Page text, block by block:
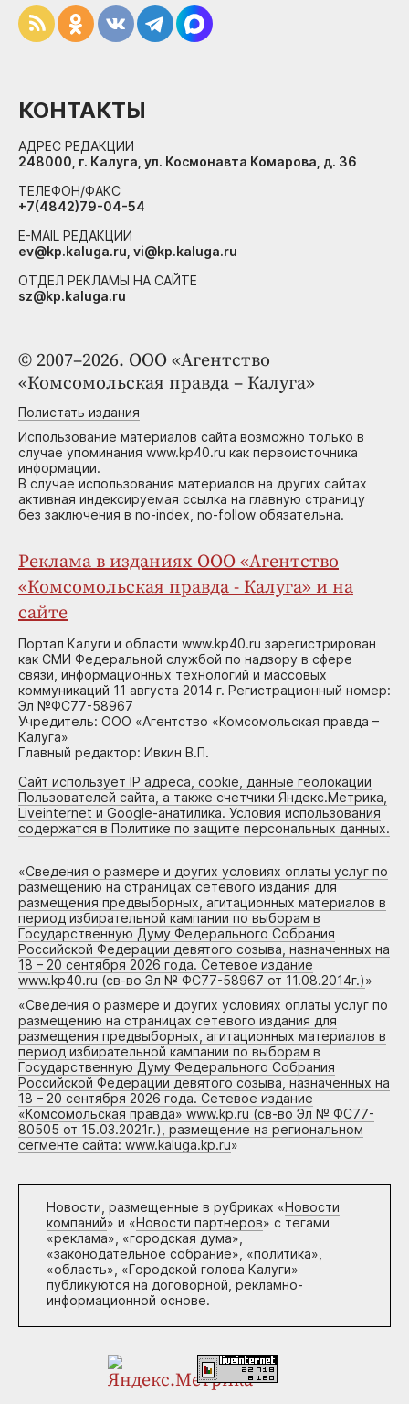
© 2007–2026. ООО «Агентство
«Комсомольская правда – Калуга»
Полистать издания
Использование материалов сайта возможно только в
случае упоминания www.kp40.ru как первоисточника
информации.
В случае использования материалов на других сайтах
активная индексируемая ссылка на главную страницу
без заключения в no-index, no-follow обязательна.
Реклама в изданиях ООО «Агентство
«Комсомольская правда - Калуга» и на
сайте
Портал Калуги и области www.kp40.ru зарегистрирован
как СМИ Федеральной службой по надзору в сфере
связи, информационных технологий и массовых
коммуникаций 11 августа 2014 г. Регистрационный номер:
Эл №ФС77-58967
Учредитель: ООО «Агентство «Комсомольская правда –
Калуга»
Главный редактор: Ивкин В.П.
Сайт использует IP адреса, cookie, данные геолокации
Пользователей сайта, а также счетчики Яндекс.Метрика,
Liveinternet и Google-анатилика. Условия использования
содержатся в Политике по защите персональных данных.
«Сведения о размере и других условиях оплаты услуг по
размещению на страницах сетевого издания для
размещения предвыборных, агитационных материалов в
период избирательной кампании по выборам в
Государственную Думу Федерального Собрания
Российской Федерации девятого созыва, назначенных на
18 – 20 сентября 2026 года. Сетевое издание
www.kp40.ru (св-во Эл № ФС77-58967 от 11.08.2014г.)»
«Сведения о размере и других условиях оплаты услуг по
размещению на страницах сетевого издания для
размещения предвыборных, агитационных материалов в
период избирательной кампании по выборам в
Государственную Думу Федерального Собрания
Российской Федерации девятого созыва, назначенных на
18 – 20 сентября 2026 года. Сетевое издание
«Комсомольская правда» www.kp.ru (св-во Эл № ФС77-
80505 от 15.03.2021г.), размещение на региональном
сегменте сайта: www.kaluga.kp.ru»
Новости, размещенные в рубриках «Новости
компаний» и «Новости партнеров» с тегами
«реклама», «городская дума»,
«законодательное собрание», «политика»,
«область», «Городской голова Калуги»
публикуются на договорной, рекламно-
информационной основе.
КОНТАКТЫ
АДРЕС РЕДАКЦИИ
248000, г. Калуга, ул. Космонавта Комарова, д. 36
ТЕЛЕФОН/ФАКС
+7(4842)79-04-54
E-MAIL РЕДАКЦИИ
ev@kp.kaluga.ru, vi@kp.kaluga.ru
ОТДЕЛ РЕКЛАМЫ НА САЙТЕ
sz@kp.kaluga.ru